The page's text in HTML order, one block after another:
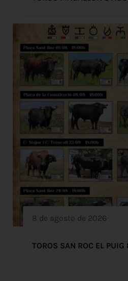
8 de agosto de 2026
TOROS SAN ROC EL